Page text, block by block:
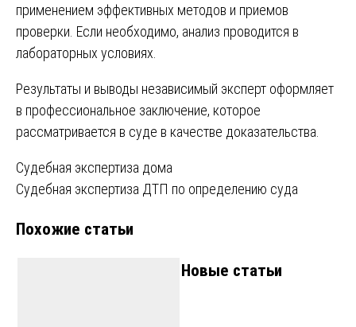
применением эффективных методов и приемов
проверки. Если необходимо, анализ проводится в
лабораторных условиях.
Результаты и выводы независимый эксперт оформляет
в профессиональное заключение, которое
рассматривается в суде в качестве доказательства.
Навигация
по
записям
Судебная экспертиза дома
Судебная экспертиза ДТП по определению суда
Похожие статьи
Новые статьи